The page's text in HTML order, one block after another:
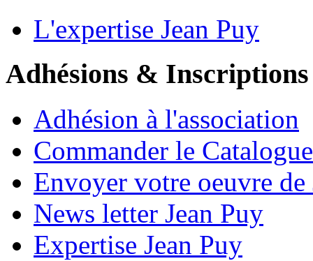
L'expertise Jean Puy
Adhésions & Inscriptions
Adhésion à l'association
Commander le
Envoyer votre oeuvre de
News letter Jean Puy
Expertise Jean Puy